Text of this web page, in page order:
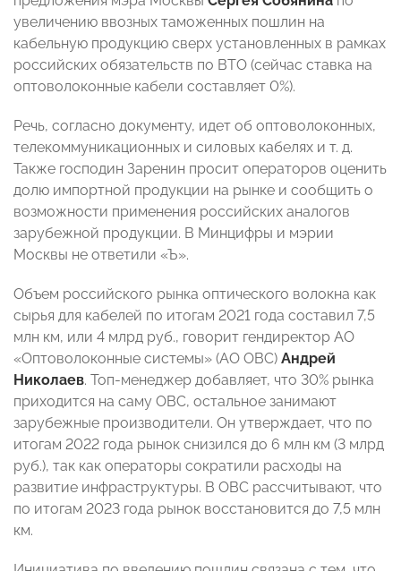
увеличению ввозных таможенных пошлин на
кабельную продукцию сверх установленных в рамках
российских обязательств по ВТО (сейчас ставка на
оптоволоконные кабели составляет 0%).
Речь, согласно документу, идет об оптоволоконных,
телекоммуникационных и силовых кабелях и т. д.
Также господин Заренин просит операторов оценить
долю импортной продукции на рынке и сообщить о
возможности применения российских аналогов
зарубежной продукции. В Минцифры и мэрии
Москвы не ответили «Ъ».
Объем российского рынка оптического волокна как
сырья для кабелей по итогам 2021 года составил 7,5
млн км, или 4 млрд руб., говорит гендиректор АО
«Оптоволоконные системы» (АО ОВС) Андрей
Николаев. Топ-менеджер добавляет, что 30% рынка
приходится на саму ОВС, остальное занимают
зарубежные производители. Он утверждает, что по
итогам 2022 года рынок снизился до 6 млн км (3 млрд
руб.), так как операторы сократили расходы на
развитие инфраструктуры. В ОВС рассчитывают, что
по итогам 2023 года рынок восстановится до 7,5 млн
км.